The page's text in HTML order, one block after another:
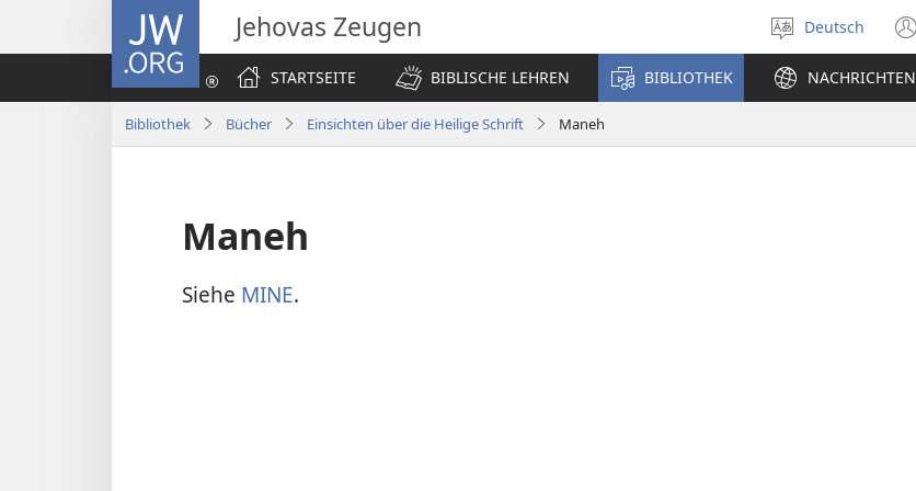
JW.ORG Jehovas Zeugen
Sprache
auswählen
Deutsch
STARTSEITE
BIBLISCHE LEHREN BIBLIOTHEK NACHRICHTEN
Bibliothek Bücher Einsichten über die Heilige Schrift Maneh
Maneh
Siehe MINE.